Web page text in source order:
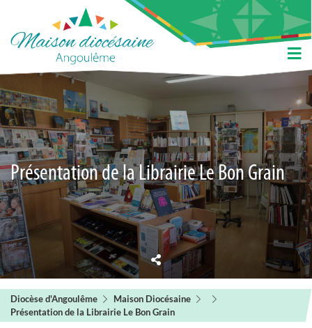
Présentation de la Librairie Le Bon Grain
Diocèse d'Angoulême
Maison Diocésaine
Présentation de la Librairie Le Bon Grain